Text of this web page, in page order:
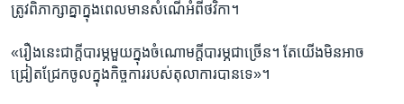
ត្រូវ​ពិភាក្សា​គ្នា​ក្នុង​ពេល​មាន​សំណើ​អំពី​ថវិកា។
«រឿងនេះ​ជាក្តី​បារម្ភ​មួយ​ក្នុង​ចំណោម​ក្តី​បារម្ភ​ជាច្រើន។​ តែ​យើង​មិនអាច​
ជ្រៀតជ្រែក​ចូល​ក្នុង​កិច្ចការ​របស់​តុលាការ​បាន​ទេ»។